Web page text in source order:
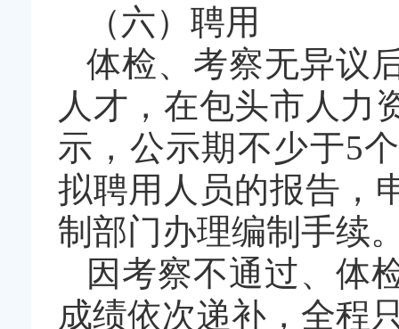
（六）聘用
体检、考察无异议
人才，在包头市人力
示，公示期不少于5
拟聘用人员的报告，
制部门办理编制手续
因考察不通过、体
成绩依次递补，全程